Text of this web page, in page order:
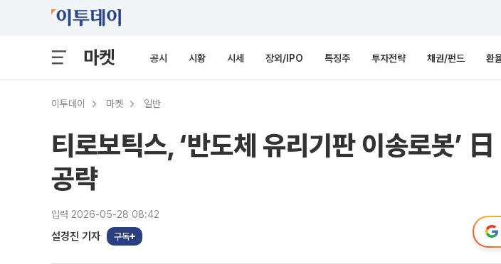
마켓 공시 시황 시세 장외/IPO 특징주 투자전략 채권/펀드 환
이투데이 마켓 일반
티로보틱스, ‘반도체 유리기판 이송로봇’
공략
입력 2026-05-28 08:42
설경진 기자 구독